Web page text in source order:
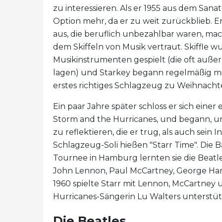
zu interessieren. Als er 1955 aus dem
Option mehr, da er zu weit zurückblieb.
aus, die beruflich unbezahlbar waren,
dem Skiffeln von Musik vertraut. Skiffle
Musikinstrumenten gespielt (die oft
lagen) und Starkey begann regelmäßig
erstes richtiges Schlagzeug zu
Ein paar Jahre später schloss er sich
Storm and the Hurricanes, und begann,
zu reflektieren, die er trug, als auch sein
Schlagzeug-Soli hießen "Starr Time".
Tournee in Hamburg lernten sie die
John Lennon, Paul McCartney, George
1960 spielte Starr mit Lennon, McCartney
Hurricanes-Sängerin Lu Walters